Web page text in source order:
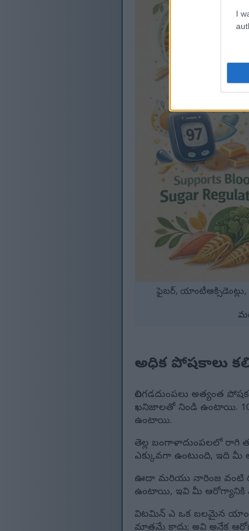
I
ఫైబర్,
అధిక పోషకాలు
చిలగడదుంపలు అత్యంత
ఖనిజాలతో నిండి ఉంటాయి.
ఉంటాయి.
తెల్ల బంగాళాదుంపలలో రాగి
ఎక్కువగా ఉంటుంది, ఇది మీ
ఊదా మరియు నారింజ వంటి
ఉంటాయి, ఇవి మీ ఆరోగ్యానికి
విటమిన్ ఎ ఒక బలమైన
మాత్రమే కాదు; అవి అనేక